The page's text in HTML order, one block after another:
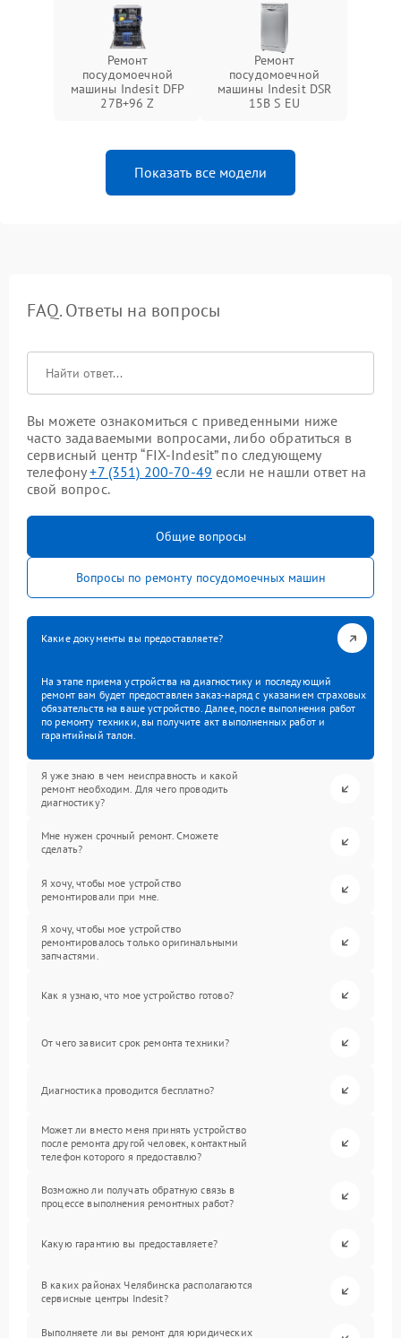
Ремонт
посудомоечной
машины Indesit DFP
27B+96 Z
Ремонт
посудомоечной
машины Indesit DSR
15B S EU
Показать все модели
FAQ. Ответы на вопросы
Вы можете ознакомиться с приведенными ниже
часто задаваемыми вопросами, либо обратиться в
сервисный центр “FIX-Indesit” по следующему
телефону+7 (351) 200-70-49 если не нашли ответ на
свой вопрос.
Общие вопросы
Вопросы по ремонту посудомоечных машин
Какие документы вы предоставляете?
На этапе приема устройства на диагностику и последующий
ремонт вам будет предоставлен заказ-наряд с указанием страховых
обязательств на ваше устройство. Далее, после выполнения работ
по ремонту техники, вы получите акт выполненных работ и
гарантийный талон.
Я уже знаю в чем неисправность и какой
ремонт необходим. Для чего проводить
диагностику?
Мне нужен срочный ремонт. Сможете
сделать?
Я хочу, чтобы мое устройство
ремонтировали при мне.
Я хочу, чтобы мое устройство
ремонтировалось только оригинальными
запчастями.
Как я узнаю, что мое устройство готово?
От чего зависит срок ремонта техники?
Диагностика проводится бесплатно?
Может ли вместо меня принять устройство
после ремонта другой человек, контактный
телефон которого я предоставлю?
Возможно ли получать обратную связь в
процессе выполнения ремонтных работ?
Какую гарантию вы предоставляете?
В каких районах Челябинска располагаются
сервисные центры Indesit?
Выполняете ли вы ремонт для юридических